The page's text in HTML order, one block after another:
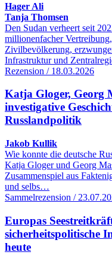
Hager Ali
Tanja Thomsen
Den Sudan verheert seit
millionenfacher
Zivilbevölkerung,
Infrastruktur und
Rezension / 18.03.2026
Katja Gloger, Georg
investigative
Russlandpolitik
Jakob Kullik
Wie konnte die deutsche
Katja Gloger und Georg
Zusammenspiel aus
und selbs…
Sammelrezension /
Europas
sicherheitspolitische
heute